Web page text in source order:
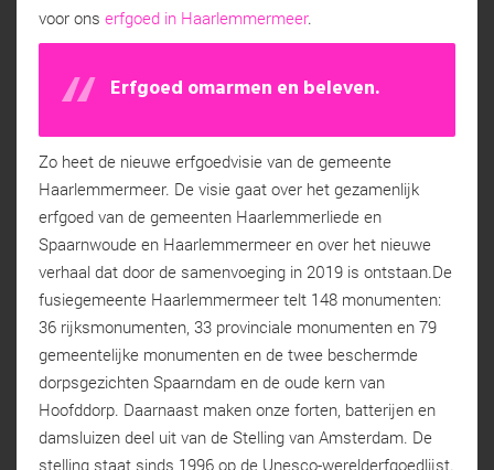
voor ons erfgoed in Haarlemmermeer.
Erfgoed omarmen en beleven.
Zo heet de nieuwe erfgoedvisie van de gemeente
Haarlemmermeer. De visie gaat over het gezamenlijk
erfgoed van de gemeenten Haarlemmerliede en
Spaarnwoude en Haarlemmermeer en over het nieuwe
verhaal dat door de samenvoeging in 2019 is ontstaan.De
fusiegemeente Haarlemmermeer telt 148 monumenten:
36 rijksmonumenten, 33 provinciale monumenten en 79
gemeentelijke monumenten en de twee beschermde
dorpsgezichten Spaarndam en de oude kern van
Hoofddorp. Daarnaast maken onze forten, batterijen en
damsluizen deel uit van de Stelling van Amsterdam. De
stelling staat sinds 1996 op de Unesco-werelderfgoedlijst.